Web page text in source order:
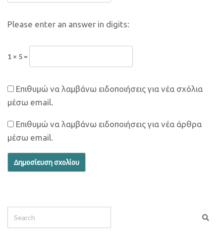
Please enter an answer in digits:
1 × 5 =
Επιθυμώ να λαμβάνω ειδοποιήσεις για νέα σχόλια
μέσω email.
Επιθυμώ να λαμβάνω ειδοποιήσεις για νέα άρθρα
μέσω email.